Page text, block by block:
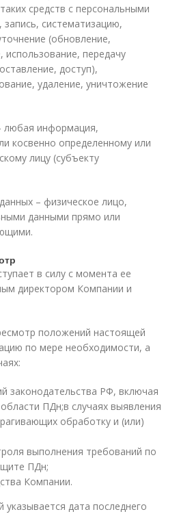
средств с персональными
систематизацию,
(обновление,
использование, передачу
доступ),
удаление, уничтожение
любая информация,
косвенно определенному или
лицу (субъекту
– физическое лицо,
данными прямо или
в силу с момента ее
директором Компании и
положений настоящей
по мере необходимости, а
законодательства РФ, включая
ПДн;в случаях выявления
обработку и (или)
выполнения требований по
ПДн;
Компании.
указывается дата последнего